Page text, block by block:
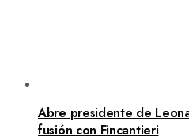
Abre presidente de
fusión con Fincantieri